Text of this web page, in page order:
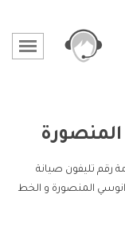
المنصورة
رقم تليفون صيانة
المنصورة و الخط